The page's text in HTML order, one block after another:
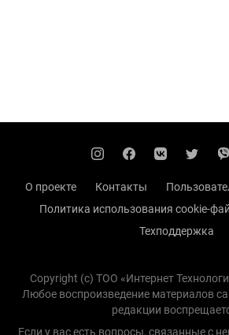
О проекте Контакты
Политика использования cookie-
Техподдержка
Copyright (с) TOO «Интернет
Любое воспроизведение материалов
редакции
Если у вас есть вопросы, связанные с